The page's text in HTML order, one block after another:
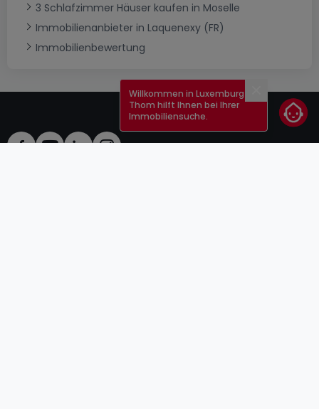
3 Schlafzimmer Häuser kaufen in Moselle
Immobilienanbieter in Laquenexy (FR)
Immobilienbewertung
Schließen
Willkommen in Luxemburg!
Thom hilft Ihnen bei Ihrer
Immobiliensuche.